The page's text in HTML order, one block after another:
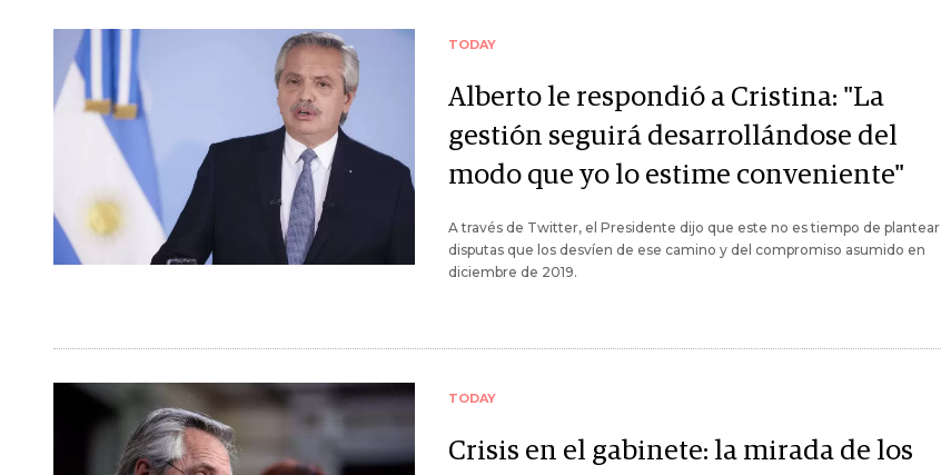
TODAY
Alberto le respondió a Cristina: "La
gestión seguirá desarrollándose del
modo que yo lo estime conveniente"
A través de Twitter, el Presidente dijo que este no es tiempo de plantear
disputas que los desvíen de ese camino y del compromiso asumido en
diciembre de 2019.
TODAY
Crisis en el gabinete: la mirada de los